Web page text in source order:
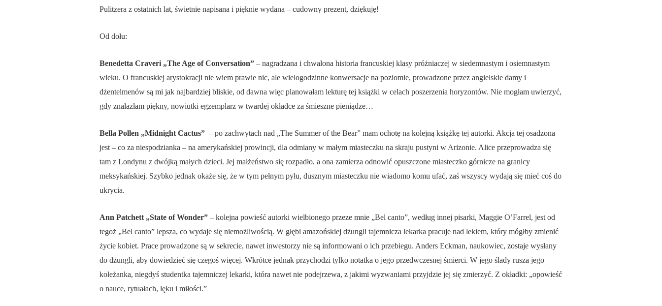
Pulitzera z ostatnich lat, świetnie napisana i pięknie wydana – cudowny prezent, dziękuję!
Od dołu:
Benedetta Craveri „The Age of Conversation” – nagradzana i chwalona historia francuskiej klasy próżniaczej w siedemnastym i osiemnastym
wieku. O francuskiej arystokracji nie wiem prawie nic, ale wielogodzinne konwersacje na poziomie, prowadzone przez angielskie damy i
dżentelmenów są mi jak najbardziej bliskie, od dawna więc planowałam lekturę tej książki w celach poszerzenia horyzontów. Nie mogłam uwierzyć,
gdy znalazłam piękny, nowiutki egzemplarz w twardej okładce za śmieszne pieniądze…
Bella Pollen „Midnight Cactus” – po zachwytach nad „The Summer of the Bear” mam ochotę na kolejną książkę tej autorki. Akcja tej osadzona
jest – co za niespodzianka – na amerykańskiej prowincji, dla odmiany w małym miasteczku na skraju pustyni w Arizonie. Alice przeprowadza się
tam z Londynu z dwójką małych dzieci. Jej małżeństwo się rozpadło, a ona zamierza odnowić opuszczone miasteczko górnicze na granicy
meksykańskiej. Szybko jednak okaże się, że w tym pełnym pyłu, dusznym miasteczku nie wiadomo komu ufać, zaś wszyscy wydają się mieć coś do
ukrycia.
Ann Patchett „State of Wonder” – kolejna powieść autorki wielbionego przeze mnie „Bel canto”, według innej pisarki, Maggie O’Farrel, jest od
tegoż „Bel canto” lepsza, co wydaje się niemożliwością. W głębi amazońskiej dżungli tajemnicza lekarka pracuje nad lekiem, który mógłby zmienić
życie kobiet. Prace prowadzone są w sekrecie, nawet inwestorzy nie są informowani o ich przebiegu. Anders Eckman, naukowiec, zostaje wysłany
do dżungli, aby dowiedzieć się czegoś więcej. Wkrótce jednak przychodzi tylko notatka o jego przedwczesnej śmierci. W jego ślady rusza jego
koleżanka, niegdyś studentka tajemniczej lekarki, która nawet nie podejrzewa, z jakimi wyzwaniami przyjdzie jej się zmierzyć. Z okładki: „opowieść
o nauce, rytuałach, lęku i miłości.”